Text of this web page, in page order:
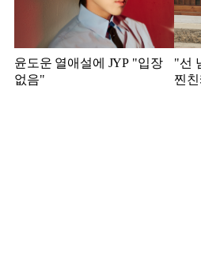
윤도운 열애설에 JYP "입장
없음"
"선
찐